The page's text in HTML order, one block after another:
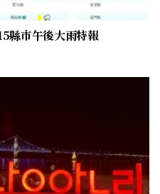
縣市午後大雨特報